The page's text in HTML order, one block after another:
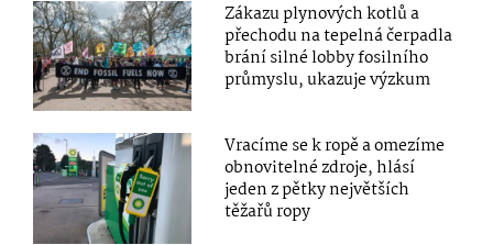
Zákazu plynových kotlů a
přechodu na tepelná čerpadla
brání silné lobby fosilního
průmyslu, ukazuje výzkum
Vracíme se k ropě a omezíme
obnovitelné zdroje, hlásí
jeden z pětky největších
těžařů ropy